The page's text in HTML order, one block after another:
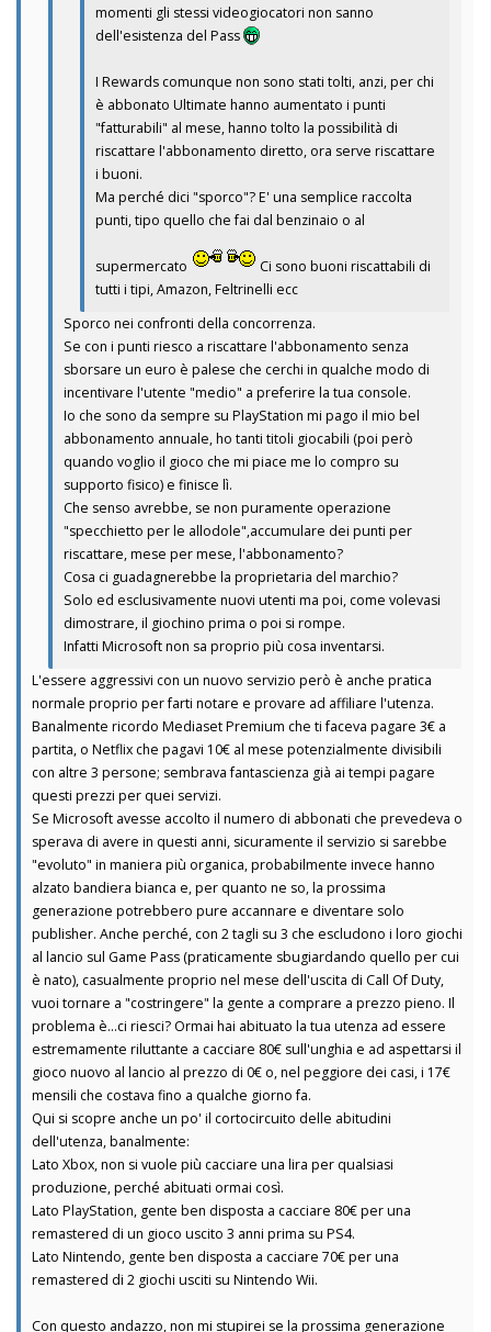
momenti gli stessi videogiocatori non sanno
dell'esistenza del Pass
I Rewards comunque non sono stati tolti, anzi, per chi
è abbonato Ultimate hanno aumentato i punti
"fatturabili" al mese, hanno tolto la possibilità di
riscattare l'abbonamento diretto, ora serve riscattare
i buoni.
Ma perché dici "sporco"? E' una semplice raccolta
punti, tipo quello che fai dal benzinaio o al
supermercato
Ci sono buoni riscattabili di
tutti i tipi, Amazon, Feltrinelli ecc
Sporco nei confronti della concorrenza.
Se con i punti riesco a riscattare l'abbonamento senza
sborsare un euro è palese che cerchi in qualche modo di
incentivare l'utente "medio" a preferire la tua console.
Io che sono da sempre su PlayStation mi pago il mio bel
abbonamento annuale, ho tanti titoli giocabili (poi però
quando voglio il gioco che mi piace me lo compro su
supporto fisico) e finisce lì.
Che senso avrebbe, se non puramente operazione
"specchietto per le allodole",accumulare dei punti per
riscattare, mese per mese, l'abbonamento?
Cosa ci guadagnerebbe la proprietaria del marchio?
Solo ed esclusivamente nuovi utenti ma poi, come volevasi
dimostrare, il giochino prima o poi si rompe.
Infatti Microsoft non sa proprio più cosa inventarsi.
L'essere aggressivi con un nuovo servizio però è anche pratica
normale proprio per farti notare e provare ad affiliare l'utenza.
Banalmente ricordo Mediaset Premium che ti faceva pagare 3€ a
partita, o Netflix che pagavi 10€ al mese potenzialmente divisibili
con altre 3 persone; sembrava fantascienza già ai tempi pagare
questi prezzi per quei servizi.
Se Microsoft avesse accolto il numero di abbonati che prevedeva o
sperava di avere in questi anni, sicuramente il servizio si sarebbe
"evoluto" in maniera più organica, probabilmente invece hanno
alzato bandiera bianca e, per quanto ne so, la prossima
generazione potrebbero pure accannare e diventare solo
publisher. Anche perché, con 2 tagli su 3 che escludono i loro giochi
al lancio sul Game Pass (praticamente sbugiardando quello per cui
è nato), casualmente proprio nel mese dell'uscita di Call Of Duty,
vuoi tornare a "costringere" la gente a comprare a prezzo pieno. Il
problema è...ci riesci? Ormai hai abituato la tua utenza ad essere
estremamente riluttante a cacciare 80€ sull'unghia e ad aspettarsi il
gioco nuovo al lancio al prezzo di 0€ o, nel peggiore dei casi, i 17€
mensili che costava fino a qualche giorno fa.
Qui si scopre anche un po' il cortocircuito delle abitudini
dell'utenza, banalmente:
Lato Xbox, non si vuole più cacciare una lira per qualsiasi
produzione, perché abituati ormai così.
Lato PlayStation, gente ben disposta a cacciare 80€ per una
remastered di un gioco uscito 3 anni prima su PS4.
Lato Nintendo, gente ben disposta a cacciare 70€ per una
remastered di 2 giochi usciti su Nintendo Wii.
Con questo andazzo, non mi stupirei se la prossima generazione